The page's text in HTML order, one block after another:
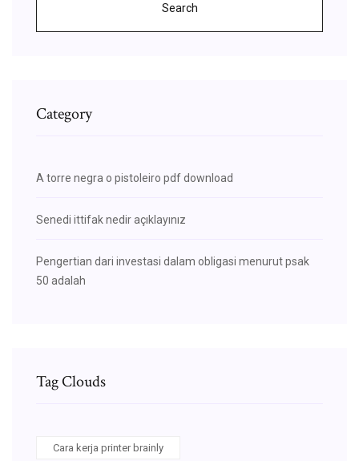
Search
Category
A torre negra o pistoleiro pdf download
Senedi ittifak nedir açıklayınız
Pengertian dari investasi dalam obligasi menurut psak
50 adalah
Tag Clouds
Cara kerja printer brainly